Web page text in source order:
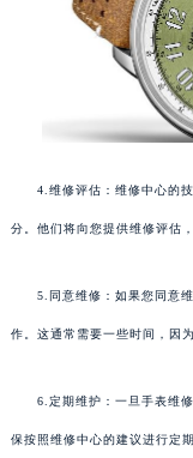
4.维修评估：维修中心的技
分。他们将向您提供维修评估
5.同意维修：如果您同意维
作。这通常需要一些时间，因
6.定期维护：一旦手表维修
保按照维修中心的建议进行定期